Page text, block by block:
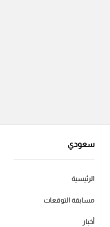
سعودي
الرئيسية
مسابقة التوقعات
أخبار